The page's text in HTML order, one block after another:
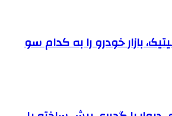
بازار خودرو را به کدام سو